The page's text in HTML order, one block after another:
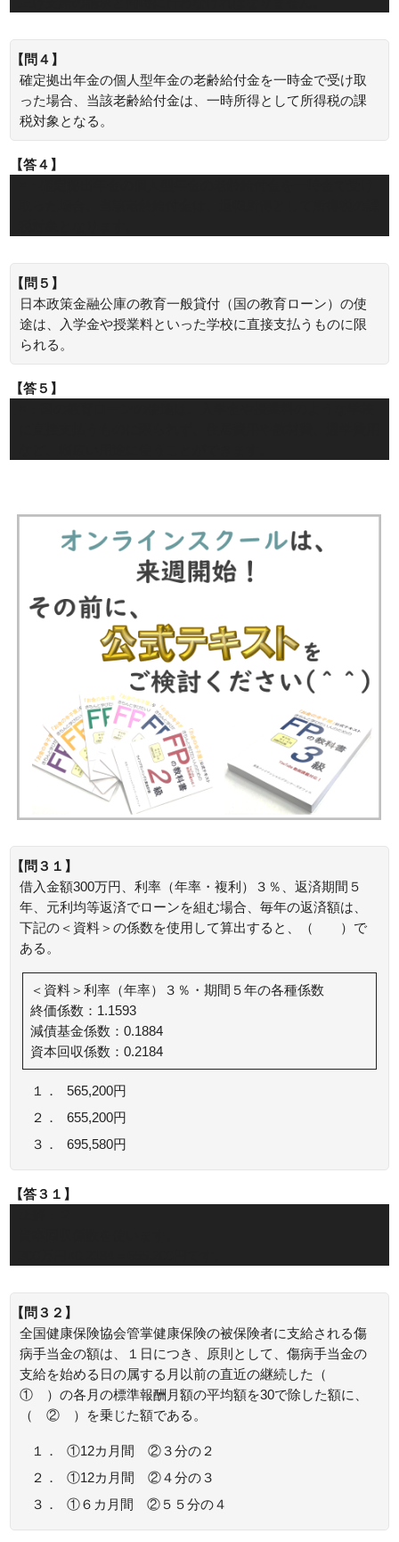
【問４】
確定拠出年金の個人型年金の老齢給付金を一時金で受け取
った場合、当該老齢給付金は、一時所得として所得税の課
税対象となる。
【答４】
【問５】
日本政策金融公庫の教育一般貸付（国の教育ローン）の使
途は、入学金や授業料といった学校に直接支払うものに限
られる。
【答５】
【問３１】
借入金額300万円、利率（年率・複利）３％、返済期間５
年、元利均等返済でローンを組む場合、毎年の返済額は、
下記の＜資料＞の係数を使用して算出すると、（ ）で
ある。
＜資料＞利率（年率）３％・期間５年の各種係数
終価係数：1.1593
減債基金係数：0.1884
資本回収係数：0.2184
１．
565,200円
２．
655,200円
３．
695,580円
【答３１】
【問３２】
全国健康保険協会管掌健康保険の被保険者に支給される傷
病手当金の額は、１日につき、原則として、傷病手当金の
支給を始める日の属する月以前の直近の継続した（
① ）の各月の標準報酬月額の平均額を30で除した額に、
（ ② ）を乗じた額である。
１．
①12カ月間 ②３分の２
２．
①12カ月間 ②４分の３
３．
①６カ月間 ②５５分の４